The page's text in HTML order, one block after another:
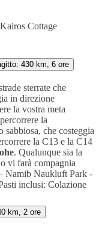
Kairos Cottage
430 km, 6 ore
sterrate che
in direzione
la vostra meta
la
sabbiosa, che costeggia
la C13 e la C14
. Qualunque sia la
vi farà compagnia
Namib Naukluft Park -
inclusi: Colazione
km, 2 ore